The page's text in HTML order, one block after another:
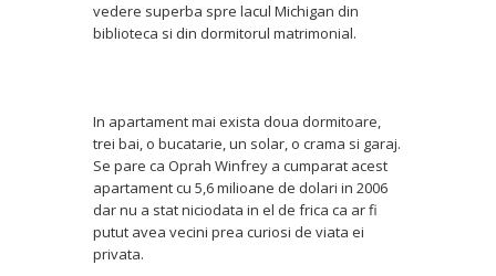
vedere superba spre lacul Michigan din
biblioteca si din dormitorul matrimonial.
In apartament mai exista doua dormitoare,
trei bai, o bucatarie, un solar, o crama si garaj.
Se pare ca Oprah Winfrey a cumparat acest
apartament cu 5,6 milioane de dolari in 2006
dar nu a stat niciodata in el de frica ca ar fi
putut avea vecini prea curiosi de viata ei
privata.